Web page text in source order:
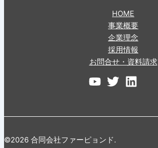
HOME
事業概要
企業理念
採用情報
お問合せ・資料請求
©2026 合同会社ファーピョンド.